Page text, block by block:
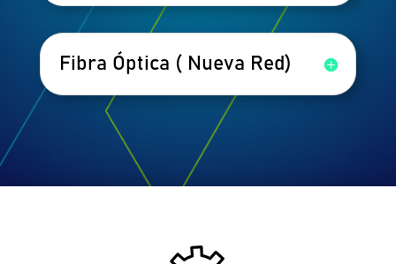
Fibra Óptica ( Nueva Red)